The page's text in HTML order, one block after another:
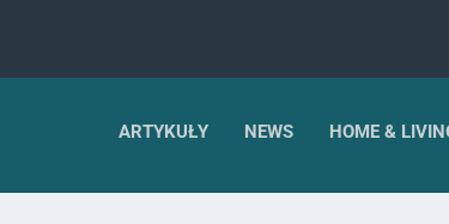
ARTYKUŁY NEWS HOME &